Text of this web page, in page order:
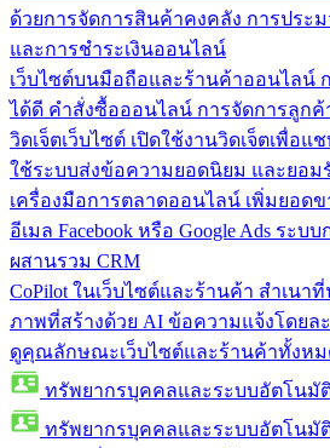
ด้วยการจัดการสินค้าคงคลัง การประ
และการชำระเงินออนไลน์
เว็บไซต์บนมือถือและร้านค้าออนไลน์
ได้ดี คำสั่งซื้อออนไลน์ การจัดการลูก
วิดเจ็ตเว็บไซต์ เปิดใช้งานวิดเจ็ตเพื่อแ
ใช้ระบบส่งข้อความยอดนิยม และยอม
เครื่องมือการตลาดออนไลน์ เพิ่มยอด
อีเมล Facebook หรือ Google Ads ระ
ผสานรวม CRM
CoPilot ในเว็บไซต์และร้านค้า สำเนา
ภาพที่สร้างด้วย AI ข้อความแจ้งโดยล
ดูคุณลักษณะเว็บไซต์และร้านค้าทั้งห
ทรัพยากรบุคคลและระบบอัตโนมั
ทรัพยากรบุคคลและระบบอัตโนมั